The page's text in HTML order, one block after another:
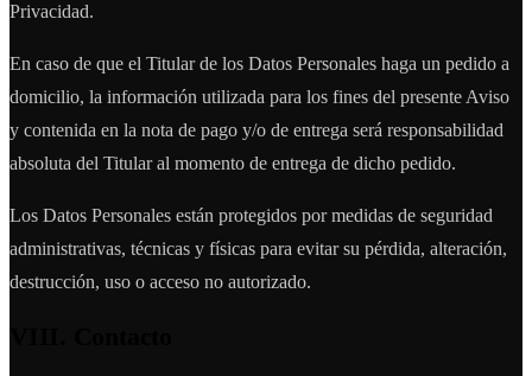
Privacidad.
En caso de que el Titular de los Datos Personales haga un pedido a
domicilio, la información utilizada para los fines del presente Aviso
y contenida en la nota de pago y/o de entrega será responsabilidad
absoluta del Titular al momento de entrega de dicho pedido.
Los Datos Personales están protegidos por medidas de seguridad
administrativas, técnicas y físicas para evitar su pérdida, alteración,
destrucción, uso o acceso no autorizado.